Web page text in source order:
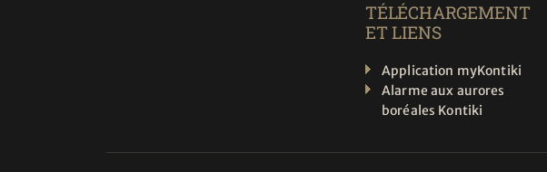
TÉLÉCHARGEMENT
ET LIENS
Application myKontiki
Alarme aux aurores
boréales Kontiki